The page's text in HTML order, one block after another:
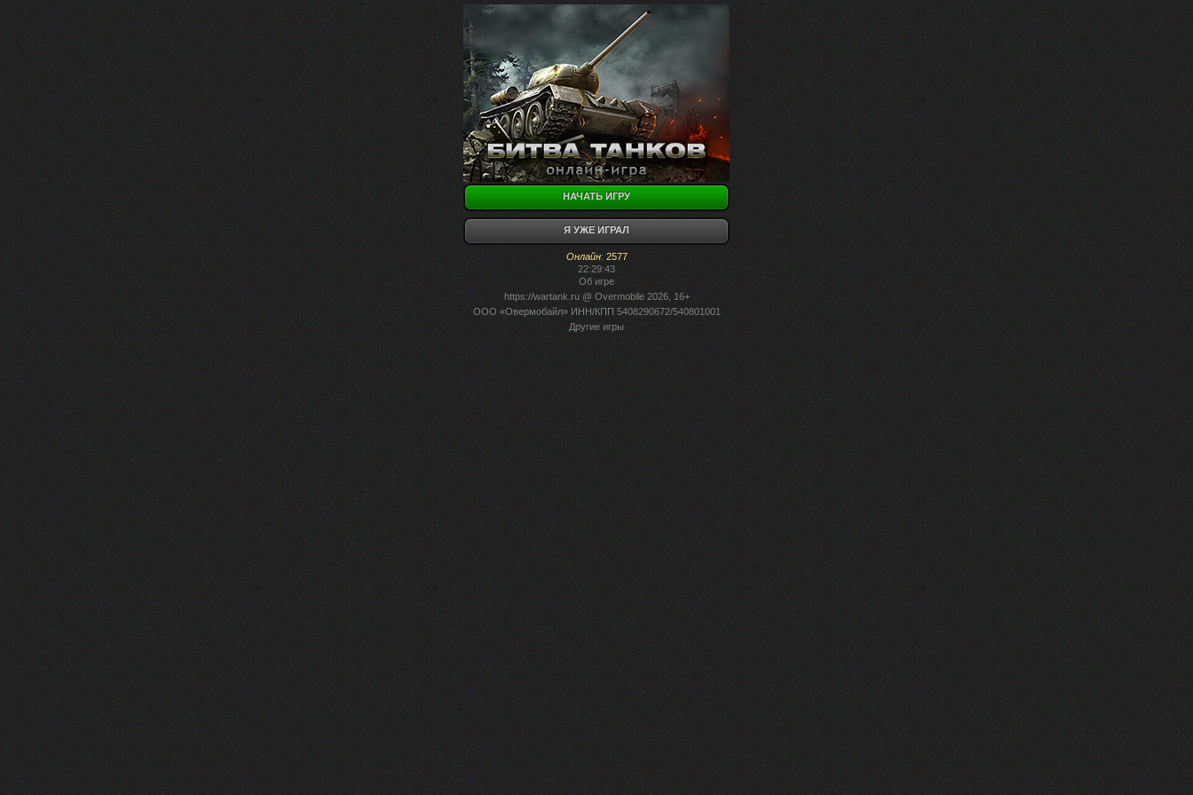
НАЧАТЬ ИГРУ
Я УЖЕ ИГРАЛ
Онлайн: 2577
22:29:43
Об игре
https://wartank.ru@ Overmobile 2026, 16+
ООО «Овермобайл» ИНН/КПП 5408290672/540801001
Другие игры